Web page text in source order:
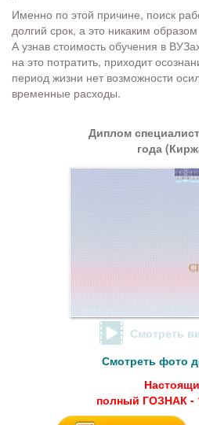
Именно по этой причине, поиск
долгий срок, а это никаким
А узнав стоимость обучения в
на это потратить, приходит
период жизни нет возможности
временные расходы.
Диплом
года
Смотреть
Смотреть фото
полный ГОЗНАК -